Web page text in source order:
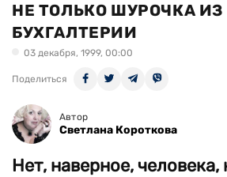
НЕ ТОЛЬКО ШУРОЧКА ИЗ
БУХГАЛТЕРИИ
03 декабря, 1999, 00:00
Поделиться
Автор
Светлана Короткова
Нет, наверное,